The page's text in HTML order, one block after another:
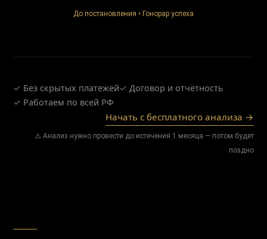
До постановления • Гонорар успеха
✓ Без скрытых платежей✓ Договор и отчётность
✓ Работаем по всей РФ
Начать с бесплатного анализа →
⚠️ Анализ нужно провести до истечения 1 месяца — потом будет
поздно